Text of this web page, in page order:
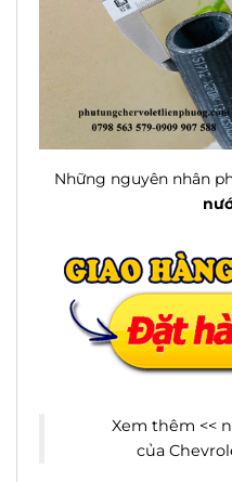
Những nguyên nhân
Xem thêm <<
của